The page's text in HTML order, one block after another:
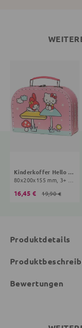
Kinderkoffer Hello Kitty
80x200x155 mm, 3+ Jahre, rosa
16,45 € 19,90 €
Produktdetails
Bewertungen